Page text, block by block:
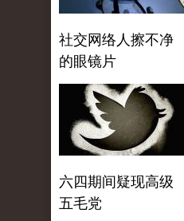
社交网络人擦不净
的眼镜片
六四期间疑现高级
五毛党